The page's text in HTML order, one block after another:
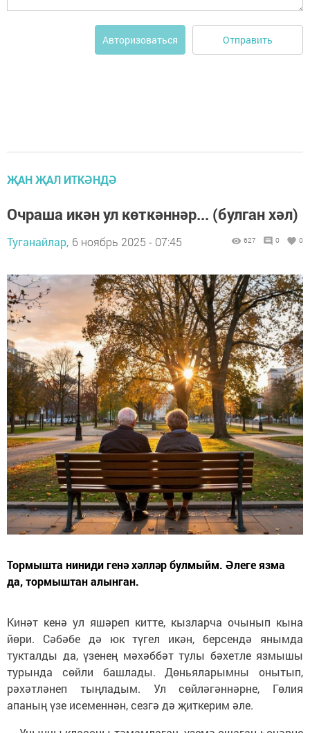
Авторизоваться Отправить
ҖАН ҖАЛ ИТКӘНДӘ
Очраша икән ул көткәннәр... (булган хәл)
Туганайлар, 6 ноябрь 2025 - 07:45 627 0 0
Тормышта ниниди генә хәлләр булмыйм. Әлеге язма
да, тормыштан алынган.
Кинәт кенә ул яшәреп китте, кызларча очынып кына
йөри. Сәбәбе дә юк түгел икән, берсендә янымда
тукталды да, үзенең мәхәббәт тулы бәхетле язмышы
турында сөйли башлады. Дөньяларымны онытып,
рәхәтләнеп тыңладым. Ул сөйләгәннәрне, Гөлия
апаның үзе исеменнән, сезгә дә җиткерим әле.